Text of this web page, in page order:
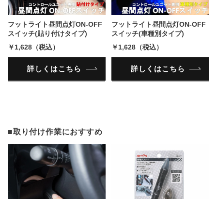
フットライト昼間点灯ON-OFF
スイッチ(貼り付けタイプ)
￥1,628（税込）
詳しくはこちら
フットライト昼間点灯ON-OFF
スイッチ(車種別タイプ)
￥1,628（税込）
詳しくはこちら
■取り付け作業におすすめ